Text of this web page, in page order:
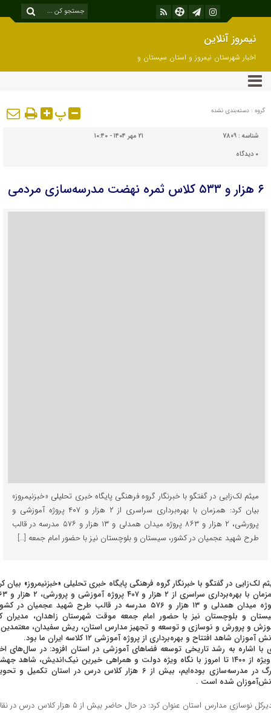
نیمروز آنلاین
اخبار شهرستان نیمروز و استان سیستان و
بلوچستان
گروه : دسته‌بندی نشده پ
شناسه : 7809
۲۱ مهر ۱۴۰۴ - ۱۰:۴۰
۰ دیدگاه
۶ هزار و ۵۳۳ کلاس ثمره نهضت مدرسه‌سازی مردمی
میثم لک‌زایی در گفتگو با خبرنگار گروه فرهنگی پایگاه خبری تحلیلی «خبزنیمروز»
بیان کرد: همزمان با بهره‌برداری سراسری از ۲ هزار و ۴۰۷ پروژه آموزشی و
پرورشی، ۲ هزار و ۸۶۳ پروژه میدان همدلی و ۱۳ هزار و ۵۷۶ مدرسه در قالب
طرح شهید عجمیان در کشور، سیستان و بلوچستان نیز با حضور امام جمعه […]
لک‌زایی در گفتگو با خبرنگار گروه فرهنگی پایگاه خبری تحلیلی «خبزنیمروز» بیان
همزمان با بهره‌برداری سراسری
پروژه میدان همدلی و ۱۳ هزار و ۵۷۶ مدرسه در قالب طرح شهید عجمیان در
و بلوچستان نیز با حضور امام جمعه موقت شهرستان زاهدان، مدیران
و پرورش و نوسازی و توسعه و تجهیز مدارس استان، ریش سفیدان،
آموزان شاهد افتتاح و بهره‌برداری از پروژه آموزشی ۱۲ کلاسه ایران ما بود.
با اشاره به رشد تاریخی توسعه فضاهای آموزشی در استان افزود: در سال‌های
به‌ویژه از ۱۴۰۰ تا امروز با نگاه ویژه دولت و همراهی خیرین نیک‌اندیش، شاهد
بزرگ در مدرسه‌سازی بوده‌ایم، بیش از ۶ هزار کلاس درس در استان تکمیل و
شده است .
مدیرکل نوسازی مدارس استان عنوان کرد: در حال حاضر بیش از ۵ هزار کلاس